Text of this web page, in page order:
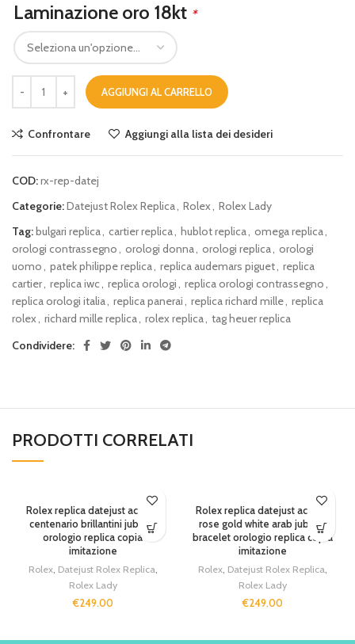
Laminazione oro 18kt *
AGGIUNGI AL CARRELLO
Confrontare Aggiungi alla lista dei desideri
COD:rx-rep-datej
Categorie:Datejust Rolex Replica, Rolex, Rolex Lady
Tag:bulgari replica, cartier replica, hublot replica, omega replica,
orologi contrassegno, orologi donna, orologi replica, orologi
uomo, patek philippe replica, replica audemars piguet, replica
cartier, replica iwc, replica orologi, replica orologi contrassegno,
replica orologi italia, replica panerai, replica richard mille, replica
rolex, richard mille replica, rolex replica, tag heuer replica
Condividere:
PRODOTTI CORRELATI
Rolex replica datejust acciaio
centenario brillantini jubilèè
orologio replica copia
imitazione
Rolex, Datejust Rolex Replica,
Rolex Lady
€249.00
Rolex replica datejust acciaio
rose gold white arab jubilèè
bracelet orologio replica copia
imitazione
Rolex, Datejust Rolex Replica,
Rolex Lady
€249.00